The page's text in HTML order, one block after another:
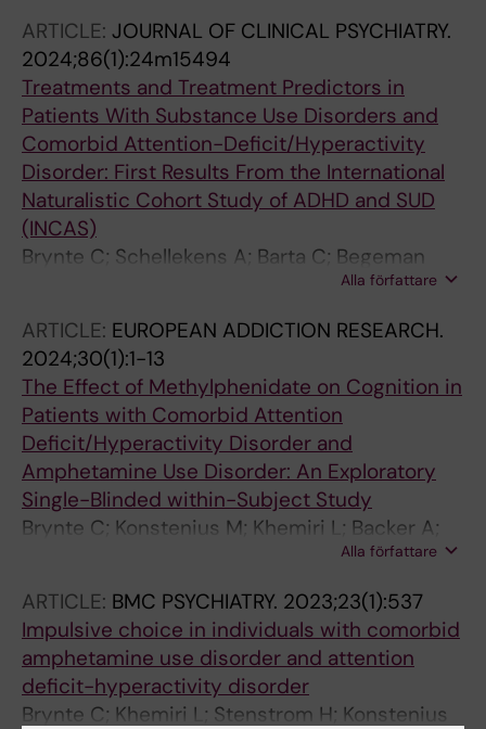
Grau L; Hernandez M; Icick R; Kapitany-
Foeveny M; Levin FR; Luderer M; Markus W;
Matthys FIA; Moggi F; van Kernebeek M;
Ramos-Quiroga JA; Slobodin O; Schaap-
Jonker H
ARTICLE: JOURNAL OF CLINICAL PSYCHIATRY.
2024;86(1):24m15494
Treatments and Treatment Predictors in
Patients With Substance Use Disorders and
Comorbid Attention-Deficit/Hyperactivity
Disorder: First Results From the International
Naturalistic Cohort Study of ADHD and SUD
(INCAS)
Brynte C; Schellekens A; Barta C; Begeman
AHA; Crunelle CL; Daigre C; Demetrovics Z;
Johnson B; Kapitany-Foeveny M; van
Kernebeek M; Konstenius M; Levin FR; Luderer
M; Matthys F; Moggi F; Ramos-Quiroga JA;
Schleussner L; Therribout N; Thomas A;
Vorspan F; van den Brink W; Franck J
Alla författare
ARTICLE: EUROPEAN ADDICTION RESEARCH.
2024;30(1):1-13
The Effect of Methylphenidate on Cognition in
Patients with Comorbid Attention
Deficit/Hyperactivity Disorder and
Amphetamine Use Disorder: An Exploratory
Single-Blinded within-Subject Study
Brynte C; Konstenius M; Khemiri L; Backer A;
Guterstam J; Levin FR; Jayaram-Lindstrom N;
Alla författare
ARTICLE: BMC PSYCHIATRY. 2023;23(1):537
Impulsive choice in individuals with comorbid
amphetamine use disorder and attention
deficit-hyperactivity disorder
Brynte C; Khemiri L; Stenstrom H; Konstenius